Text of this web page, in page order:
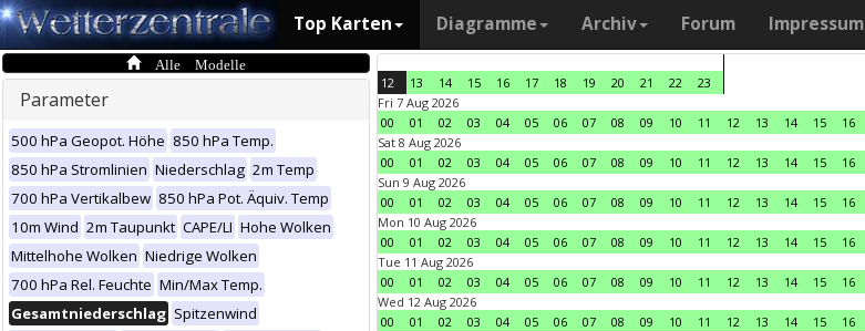
Top Karten Diagramme Archiv Forum Impressum
Alle Modelle
Parameter
500 hPa Geopot. Höhe 850 hPa Temp.
850 hPa Stromlinien Niederschlag 2m Temp
700 hPa Vertikalbew 850 hPa Pot. Äquiv. Temp
10m Wind 2m Taupunkt CAPE/LI Hohe Wolken
Mittelhohe Wolken Niedrige Wolken
700 hPa Rel. Feuchte Min/Max Temp.
Gesamtniederschlag Spitzenwind
12 13 14 15 16 17 18 19 20 21 22
23
Fri 7 Aug 2026
00
01 02 03 04 05 06 07 08 09 10 11 12 13 14 15 16
Sat 8 Aug 2026
00
01 02 03 04 05 06 07 08 09 10 11 12 13 14 15 16
Sun 9 Aug 2026
00
01 02 03 04 05 06 07 08 09 10 11 12 13 14 15 16
Mon 10 Aug 2026
00
01 02 03 04 05 06 07 08 09 10 11 12 13 14 15 16
Tue 11 Aug 2026
00
01 02 03 04 05 06 07 08 09 10 11 12 13 14 15 16
Wed 12 Aug 2026
00
01 02 03 04 05 06 07 08 09 10 11 12 13 14 15 16